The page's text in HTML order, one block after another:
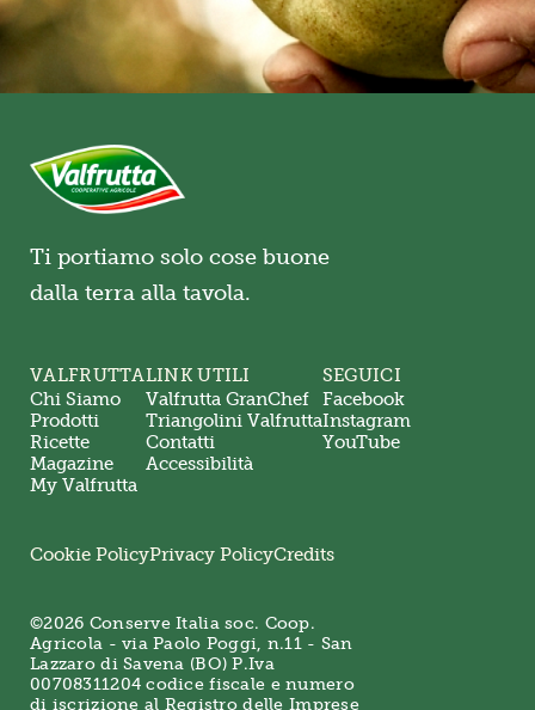
Ti portiamo solo cose buone
dalla terra alla tavola.
VALFRUTTA
Chi Siamo
Prodotti
Ricette
Magazine
My Valfrutta
LINK UTILI
Valfrutta GranChef
Triangolini Valfrutta
Contatti
Accessibilità
SEGUICI
Facebook
Instagram
YouTube
©2026 Conserve Italia soc. Coop.
Agricola - via Paolo Poggi, n.11 - San
Lazzaro di Savena (BO) P.Iva
00708311204 codice fiscale e numero
di iscrizione al Registro delle Imprese
Cookie PolicyPrivacy PolicyCredits